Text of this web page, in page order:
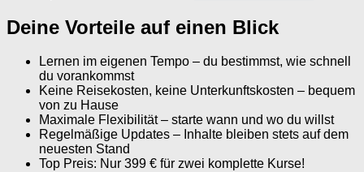
Deine Vorteile auf einen Blick
Lernen im eigenen Tempo – du bestimmst, wie schnell
du vorankommst
Keine Reisekosten, keine Unterkunftskosten – bequem
von zu Hause
Maximale Flexibilität – starte wann und wo du willst
Regelmäßige Updates – Inhalte bleiben stets auf dem
neuesten Stand
Top Preis: Nur 399 € für zwei komplette Kurse!